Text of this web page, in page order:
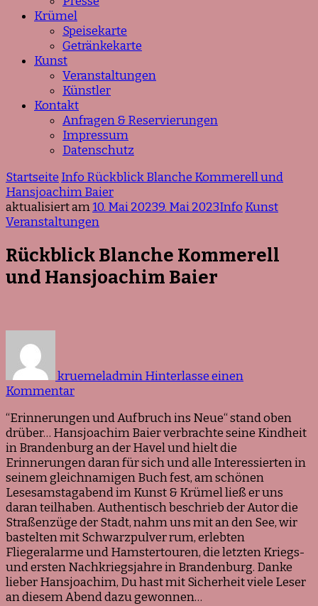
Krümel
Speisekarte
Getränkekarte
Kunst
Veranstaltungen
Künstler
Kontakt
Anfragen & Reservierungen
Impressum
Datenschutz
Startseite Info Rückblick Blanche Kommerell und
Hansjoachim Baier
aktualisiert am10. Mai 20239. Mai 2023Info Kunst
Veranstaltungen
Rückblick Blanche Kommerell
und Hansjoachim Baier
kruemeladminHinterlasse einen
Kommentarzu
Blanche
Kommerell
und
Hansjoachim
Baier
“Erinnerungen und Aufbruch ins Neue“ stand oben
drüber… Hansjoachim Baier verbrachte seine Kindheit
in Brandenburg an der Havel und hielt die
Erinnerungen daran für sich und alle Interessierten in
seinem gleichnamigen Buch fest, am schönen
Lesesamstagabend im Kunst & Krümel ließ er uns
daran teilhaben. Authentisch beschrieb der Autor die
Straßenzüge der Stadt, nahm uns mit an den See, wir
bastelten mit Schwarzpulver rum, erlebten
Fliegeralarme und Hamstertouren, die letzten Kriegs-
und ersten Nachkriegsjahre in Brandenburg. Danke
lieber Hansjoachim, Du hast mit Sicherheit viele Leser
an diesem Abend dazu gewonnen…